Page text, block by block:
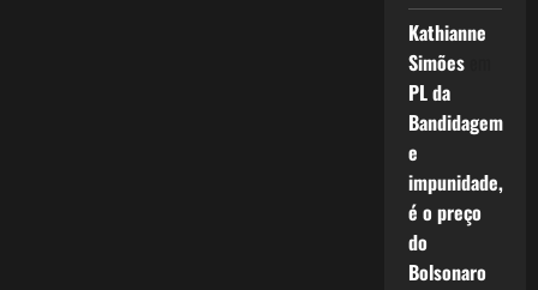
Kathianne
Simõesem
PL da
Bandidagem
e
impunidade,
é o preço
do
Bolsonaro